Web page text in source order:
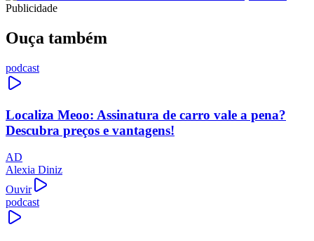
Publicidade
Ouça também
podcast
Localiza Meoo: Assinatura de carro vale a pena?
Descubra preços e vantagens!
AD
Alexia Diniz
Ouvir
podcast